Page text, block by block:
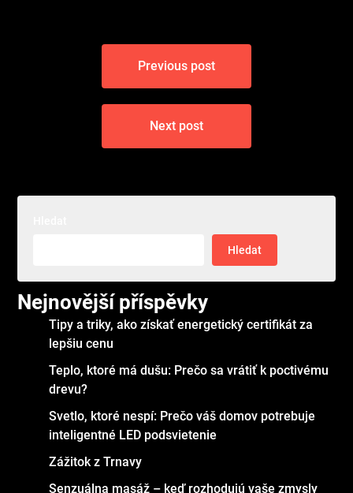
Navigace
příspěvek
Previous post
Next post
Hledat
Nejnovější příspěvky
Tipy a triky, ako získať energetický certifikát za
lepšiu cenu
Teplo, ktoré má dušu: Prečo sa vrátiť k poctivému
drevu?
Svetlo, ktoré nespí: Prečo váš domov potrebuje
inteligentné LED podsvietenie
Zážitok z Trnavy
Senzuálna masáž – keď rozhodujú vaše zmysly